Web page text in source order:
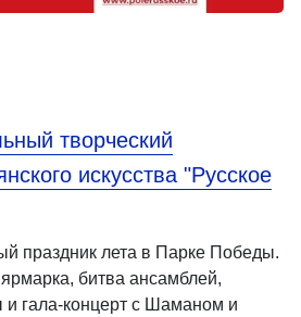
творческий
искусства "Русское
праздник лета в Парке Победы.
битва ансамблей,
и гала-концерт с Шаманом и